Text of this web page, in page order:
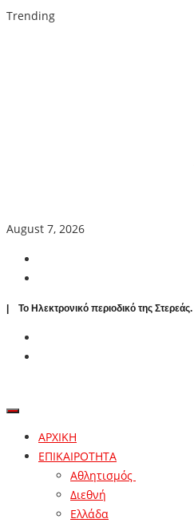
Trending
August 7, 2026
| To Ηλεκτρονικό περιοδικό της Στερεάς.
ΑΡΧΙΚΗ
ΕΠΙΚΑΙΡΟΤΗΤΑ
Αθλητισμός
Διεθνή
Ελλάδα